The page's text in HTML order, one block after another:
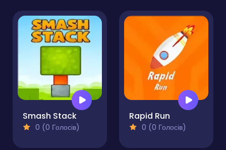
Smash Stack
0 (0 Голосів)
Rapid Run
0 (0 Голосів)